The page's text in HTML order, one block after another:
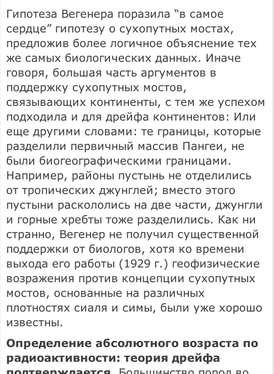
Гипотеза Вегенера поразила “в самое
сердце” гипотезу о сухопутных мостах,
предложив более логичное объяснение тех
же самых биологических данных. Иначе
говоря, большая часть аргументов в
поддержку сухопутных мостов,
связывающих континенты, с тем же успехом
подходила и для дрейфа континентов: Или
еще другими словами: те границы, которые
разделили первичный массив Пангеи, не
были биогеографическими границами.
Например, районы пустынь не отделились
от тропических джунглей; вместо этого
пустыни раскололись на две части, джунгли
и горные хребты тоже разделились. Как ни
странно, Вегенер не получил существенной
поддержки от биологов, хотя ко времени
выхода его работы (1929 г.) геофизические
возражения против концепции сухопутных
мостов, основанные на различных
плотностях сиаля и симы, были уже хорошо
известны.
Определение абсолютного возраста по
радиоактивности: теория дрейфа